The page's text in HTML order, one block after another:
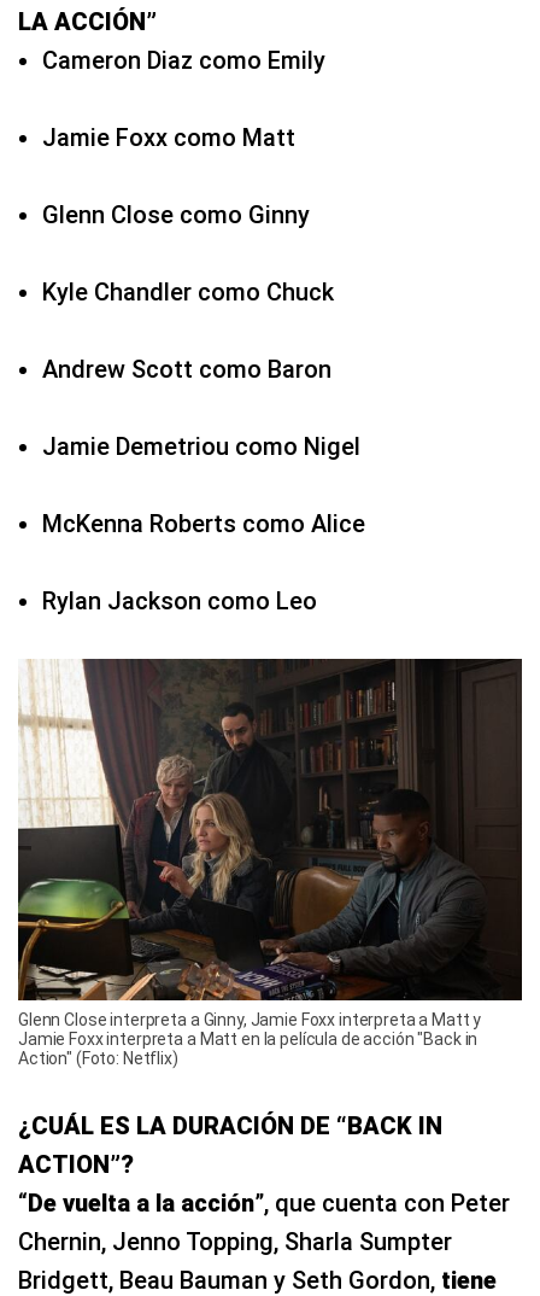
LA ACCIÓN”
Cameron Diaz como Emily
Jamie Foxx como Matt
Glenn Close como Ginny
Kyle Chandler como Chuck
Andrew Scott como Baron
Jamie Demetriou como Nigel
McKenna Roberts como Alice
Rylan Jackson como Leo
Glenn Close interpreta a Ginny, Jamie Foxx interpreta a Matt y
Jamie Foxx interpreta a Matt en la película de acción "Back in
Action" (Foto: Netflix)
¿CUÁL ES LA DURACIÓN DE “BACK IN
ACTION”?
“De vuelta a la acción”, que cuenta con Peter
Chernin, Jenno Topping, Sharla Sumpter
Bridgett, Beau Bauman y Seth Gordon, tiene